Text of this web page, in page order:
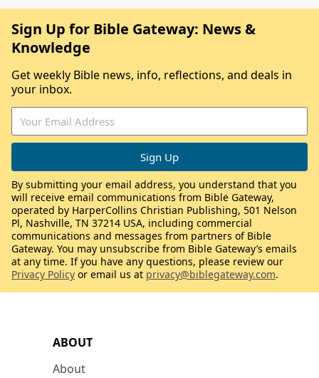
ABOUT
About
Sign Up for Bible Gateway: News &
Knowledge
Get weekly Bible news, info, reflections, and deals in
your inbox.
By submitting your email address, you understand that you
will receive email communications from Bible Gateway,
operated by HarperCollins Christian Publishing, 501 Nelson
Pl, Nashville, TN 37214 USA, including commercial
communications and messages from partners of Bible
Gateway. You may unsubscribe from Bible Gateway’s emails
at any time. If you have any questions, please review our
Privacy Policy or email us at privacy@biblegateway.com.